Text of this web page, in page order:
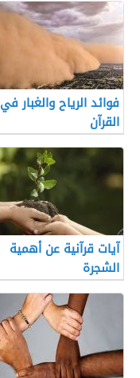
فوائد الرياح والغبار في
القرآن
آيات قرآنية عن أهمية
الشجرة